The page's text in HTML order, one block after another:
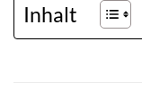
Inhalt